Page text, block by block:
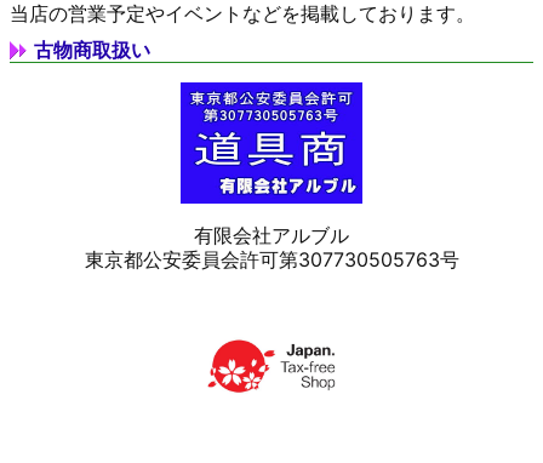
当店の営業予定やイベントなどを掲載しております。
古物商取扱い
有限会社アルブル
東京都公安委員会許可第307730505763号